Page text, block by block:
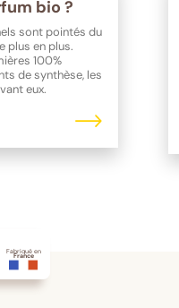
bio ?
sont pointés du
plus en plus.
100%
de synthèse, les
eux.
Fabriqué en
France